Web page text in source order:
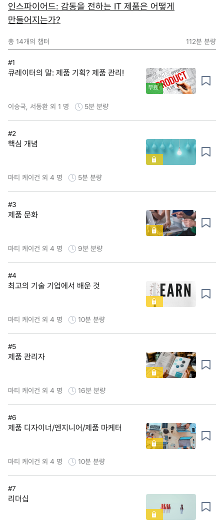
인스파이어드: 감동을 전하는 IT 제품은 어떻게
만들어지는가?
총 14개의 챕터 112분 분량
#1
큐레이터의 말: 제품 기획? 제품 관리!
무료
이승국, 서동환 외 1 명 5분 분량
#2
핵심 개념
마티 케이건 외 4 명 5분 분량
#3
제품 문화
마티 케이건 외 4 명 9분 분량
#4
최고의 기술 기업에서 배운 것
마티 케이건 외 4 명 10분 분량
#5
제품 관리자
마티 케이건 외 4 명 16분 분량
#6
제품 디자이너/엔지니어/제품 마케터
마티 케이건 외 4 명 10분 분량
#7
리더십